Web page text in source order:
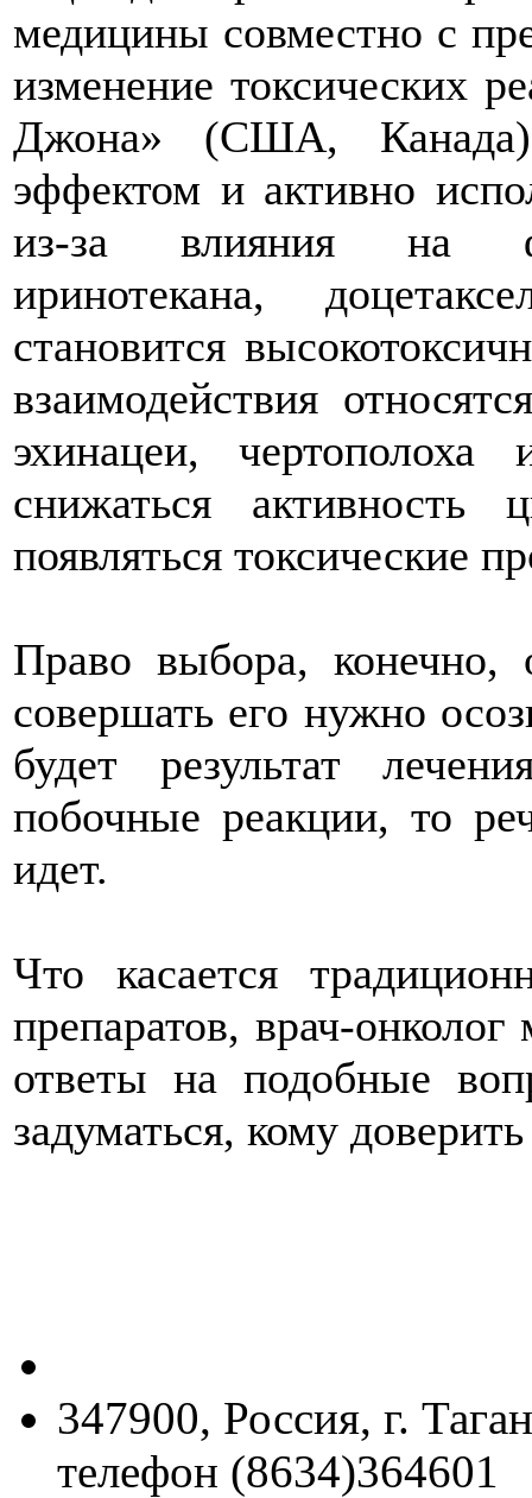
медицины совместно с
изменение токсических
Джона» (США, Канада)
эффектом и активно
из-за влияния на
иринотекана,
становится
взаимодействия
эхинацеи,
снижаться активность
появляться токсические
Право выбора, конечно,
совершать его нужно
будет результат
побочные реакции, то
идет.
Что касается
препаратов, врач-
ответы на подобные
задуматься, кому
347900, Россия, г.
телефон (8634)364601